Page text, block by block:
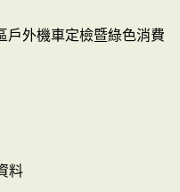
戶外機車定檢暨綠色消費
料